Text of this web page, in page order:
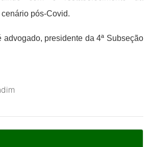
pós-Covid.
advogado, presidente da 4ª Subseção